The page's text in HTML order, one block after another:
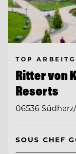
TOP
Ritter von
Resorts
06536
SOUS CHEF